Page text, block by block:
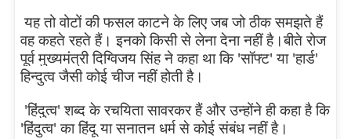
यह तो वोटों की फसल काटने के लिए जब जो ठीक समझते हैं
वह कहते रहते हैं। इनको किसी से लेना देना नहीं है।बीते रोज
पूर्व मुख्यमंत्री दिग्विजय सिंह ने कहा था कि 'सॉफ्ट' या 'हार्ड'
हिन्दुत्व जैसी कोई चीज नहीं होती है।
'हिंदुत्व' शब्द के रचयिता सावरकर हैं और उन्होंने ही कहा है कि
'हिंदुत्व' का हिंदू या सनातन धर्म से कोई संबंध नहीं है।